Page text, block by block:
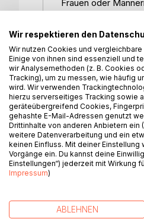
Frauen oder
Aussagen von
Im nächsten
Rezeptionssperre
Konstruktion auf
Unterpunkt ist auch
eingehender mit
bereits 1984, u.a.
machte.
Soll die These der
ist es meiner
Menschen in zwei
'Letztinstanz'
Geschlechtern
Eindeutigkeit
Ausführungen die
herangezogen. Im
Um den […]
Wir respektieren den
Wir nutzen Cookies und
Einige von ihnen sind essenziell und
wir Analysemethoden (z. B. Cookies
Tracking), um zu messen, wie häufig
wird. Wir verwenden
hierzu serverseitiges Tracking sowie
geräteübergreifend Cookies,
gehashte E-Mail-Adressen genutzt
Drittinhalte von anderen Anbietern
weitere Datenverarbeitung und ein
keinen Einfluss. Mit deiner
Vorgänge ein. Du kannst deine
Einstellungen“) jederzeit mit Wirkung
Impressum)
ABLEHNEN